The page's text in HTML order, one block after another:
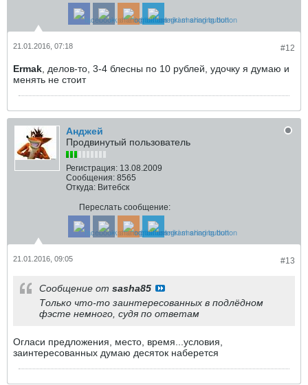
#12
21.01.2016, 07:18
Ermak , делов-то, 3-4 блесны по 10 рублей, удочку я думаю и
менять не стоит
Анджей
Продвинутый пользователь
Регистрация: 13.08.2009
Сообщения: 8565
Откуда: Витебск
Переслать сообщение:
#13
21.01.2016, 09:05
Сообщение от sasha85
Только что-то заинтересованных в подлёдном
фэсте немного, судя по ответам
Огласи предложения, место, время...условия,
заинтересованных думаю десяток наберется